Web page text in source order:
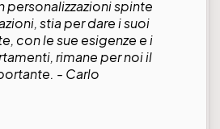
personalizzazioni spinte
stia per dare i suoi
con le sue esigenze e i
rimane per noi il
- Carlo